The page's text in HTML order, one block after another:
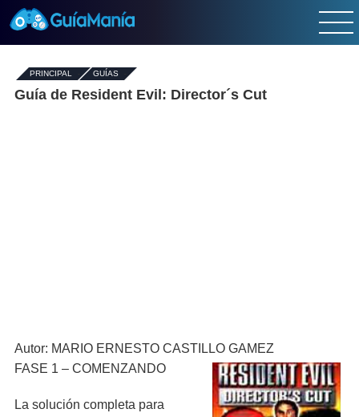
PRINCIPAL - GUÍAS-
Guía de Resident Evil: Director´s Cut
Autor: MARIO ERNESTO CASTILLO GAMEZ
FASE 1 – COMENZANDO
La solución completa para